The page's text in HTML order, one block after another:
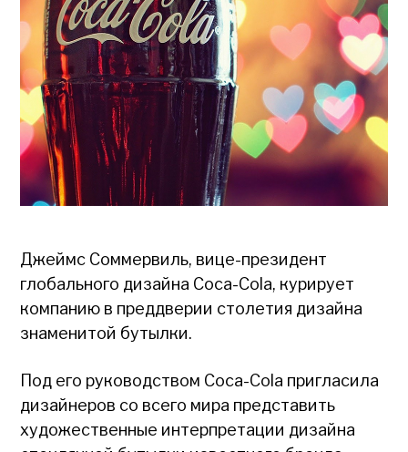
Джеймс Соммервиль, вице-президент
глобального дизайна Coca-Cola, курирует
компанию в преддверии столетия дизайна
знаменитой бутылки.
Под его руководством Coca-Cola пригласила
дизайнеров со всего мира представить
художественные интерпретации дизайна